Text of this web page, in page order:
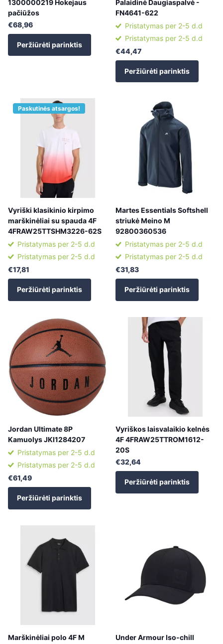
1300000219 Hokejaus
pačiūžos
€68,96
Peržiūrėti parinktis
Palaidinė Daugiaspalvė -
FN4641-622
Pristatymas per 2-5 d.d
Pristatymas per 2-5 d.d
€44,47
Peržiūrėti parinktis
Paskutinės atsargos!
Vyriški klasikinio kirpimo
marškinėliai su spauda 4F
4FRAW25TTSHM3226-62S
Pristatymas per 2-5 d.d
Pristatymas per 2-5 d.d
€17,81
Peržiūrėti parinktis
Martes Essentials Softshell
striukė Meino M
92800360536
Pristatymas per 2-5 d.d
Pristatymas per 2-5 d.d
€31,83
Peržiūrėti parinktis
Jordan Ultimate 8P
Kamuolys JKI1284207
Pristatymas per 2-5 d.d
Pristatymas per 2-5 d.d
€61,49
Peržiūrėti parinktis
Vyriškos laisvalaikio kelnės
4F 4FRAW25TTROM1612-
20S
€32,64
Peržiūrėti parinktis
Marškinėliai polo 4F M
Under Armour Iso-chill